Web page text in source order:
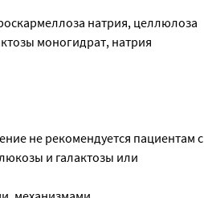
натрия, целлюлоза
моногидрат, натрия
не рекомендуется пациентам с
и галактозы или